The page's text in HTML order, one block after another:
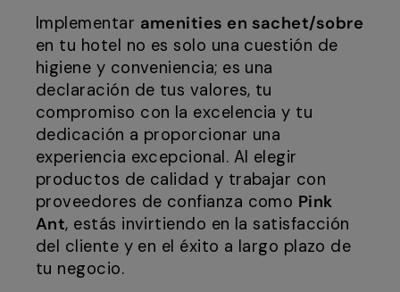
Implementar amenities en sachet/sobre
en tu hotel no es solo una cuestión de
higiene y conveniencia; es una
declaración de tus valores, tu
compromiso con la excelencia y tu
dedicación a proporcionar una
experiencia excepcional. Al elegir
productos de calidad y trabajar con
proveedores de confianza como Pink
Ant, estás invirtiendo en la satisfacción
del cliente y en el éxito a largo plazo de
tu negocio.